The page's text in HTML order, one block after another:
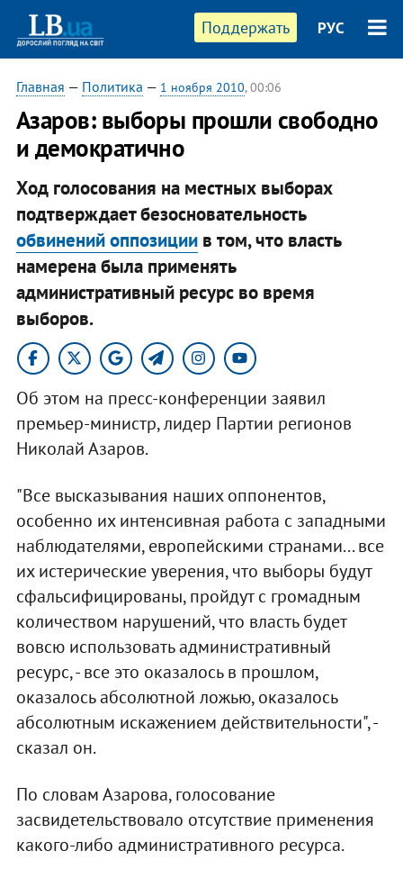
Поддержать РУС
Главная — Политика — 1 ноября 2010, 00:06
Азаров: выборы прошли свободно
и демократично
Ход голосования на местных выборах
подтверждает безосновательность
обвинений оппозициив том, что власть
намерена была применять
административный ресурс во время
выборов.​
Об этом на пресс-конференции заявил ​
премьер-министр, лидер Партии регионов
Николай Азаров.
"Все высказывания наших оппонентов,
особенно их интенсивная работа с западными
наблюдателями, европейскими странами... все
их истерические уверения, что выборы будут
сфальсифицированы, пройдут с громадным
количеством нарушений, что власть будет
вовсю использовать административный
ресурс, - все это оказалось в прошлом,
оказалось абсолютной ложью, оказалось
абсолютным искажением действительности", -
сказал он.
По словам Азарова, голосование
засвидетельствовало отсутствие применения
какого-либо административного ресурса.